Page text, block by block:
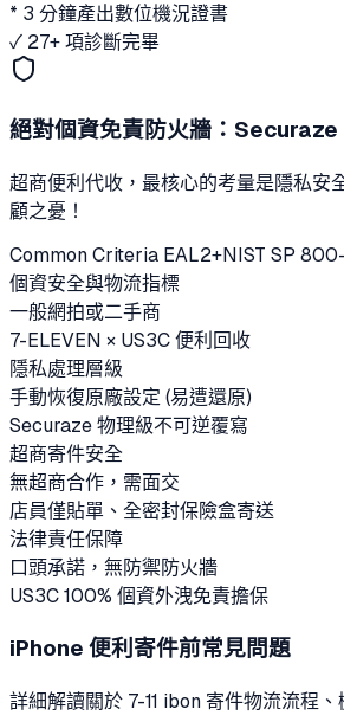
* 3 分鐘產出數位機況證書
✓ 27+ 項診斷完畢
絕對個資免責防火牆：Securaze
超商便利代收，最核心的考量是隱私安
顧之憂！
Common Criteria EAL2+NIST SP
個資安全與物流指標
一般網拍或二手商
7-ELEVEN × US3C 便利回收
隱私處理層級
手動恢復原廠設定 (易遭還原)
Securaze 物理級不可逆覆寫
超商寄件安全
無超商合作，需面交
店員僅貼單、全密封保險盒寄送
法律責任保障
口頭承諾，無防禦防火牆
US3C 100% 個資外洩免責擔保
iPhone 便利寄件前常見問題
詳細解讀關於 7-11 ibon 寄件物流流程